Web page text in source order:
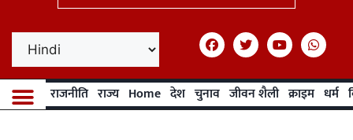
राजनीति राज्य Home देश चुनाव जीवन शैली क्राइम धर्म